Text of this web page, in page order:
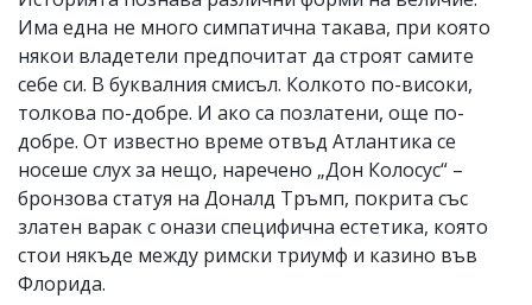
Има една не много симпатична такава, при която
някои владетели предпочитат да строят самите
себе си. В буквалния смисъл. Колкото по-високи,
толкова по-добре. И ако са позлатени, още по-
добре. От известно време отвъд Атлантика се
носеше слух за нещо, наречено „Дон Колосус“ –
бронзова статуя на Доналд Тръмп, покрита със
златен варак с онази специфична естетика, която
стои някъде между римски триумф и казино във
Флорида.